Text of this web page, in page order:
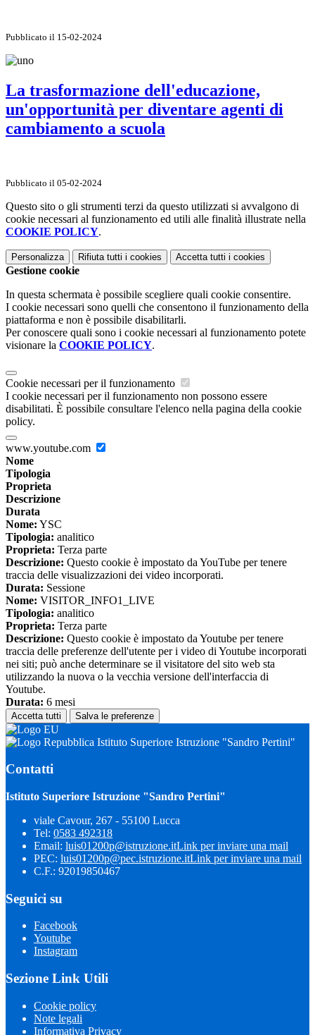
Pubblicato il 15-02-2024
La trasformazione dell'educazione,
un'opportunità per diventare agenti di
cambiamento a scuola
Pubblicato il 05-02-2024
Questo sito o gli strumenti terzi da questo utilizzati si avvalgono di
cookie necessari al funzionamento ed utili alle finalità illustrate nella
COOKIE POLICY.
Personalizza Rifiuta tutti i cookies Accetta tutti i cookies
Gestione cookie
In questa schermata è possibile scegliere quali cookie consentire.
I cookie necessari sono quelli che consentono il funzionamento della
piattaforma e non è possibile disabilitarli.
Per conoscere quali sono i cookie necessari al funzionamento potete
visionare la COOKIE POLICY.
Cookie necessari per il funzionamento
I cookie necessari per il funzionamento non possono essere
disabilitati. È possibile consultare l'elenco nella pagina della cookie
policy.
www.youtube.com
Nome
Tipologia
Proprieta
Descrizione
Durata
Nome: YSC
Tipologia: analitico
Proprieta: Terza parte
Descrizione: Questo cookie è impostato da YouTube per tenere
traccia delle visualizzazioni dei video incorporati.
Durata: Sessione
Nome: VISITOR_INFO1_LIVE
Tipologia: analitico
Proprieta: Terza parte
Descrizione: Questo cookie è impostato da Youtube per tenere
traccia delle preferenze dell'utente per i video di Youtube incorporati
nei siti; può anche determinare se il visitatore del sito web sta
utilizzando la nuova o la vecchia versione dell'interfaccia di
Youtube.
Durata: 6 mesi
Accetta tutti Salva le preferenze
Istituto Superiore Istruzione "Sandro Pertini"
Contatti
Istituto Superiore Istruzione "Sandro Pertini"
viale Cavour, 267 - 55100 Lucca
Tel: 0583 492318
Email: luis01200p@istruzione.itLink per inviare una mail
PEC: luis01200p@pec.istruzione.itLink per inviare una mail
C.F.: 92019850467
Seguici su
Facebook
Youtube
Instagram
Sezione Link Utili
Cookie policy
Note legali
Informativa Privacy